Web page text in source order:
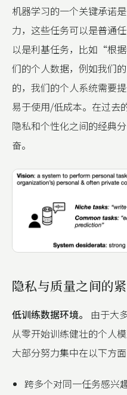
机器学习的一个关键承诺
力，这些任务可以是普通
以是利基任务，比如“根
们的个人数据，例如我们
的，我们的个人系统需要
易于使用/低成本。在过去
隐私和个性化之间的经典
奋。
隐私与质量之间的
低训练数据环境。
由于大
从零开始训练健壮的个人
大部分努力集中在以下方面
跨多个对同一任务感兴